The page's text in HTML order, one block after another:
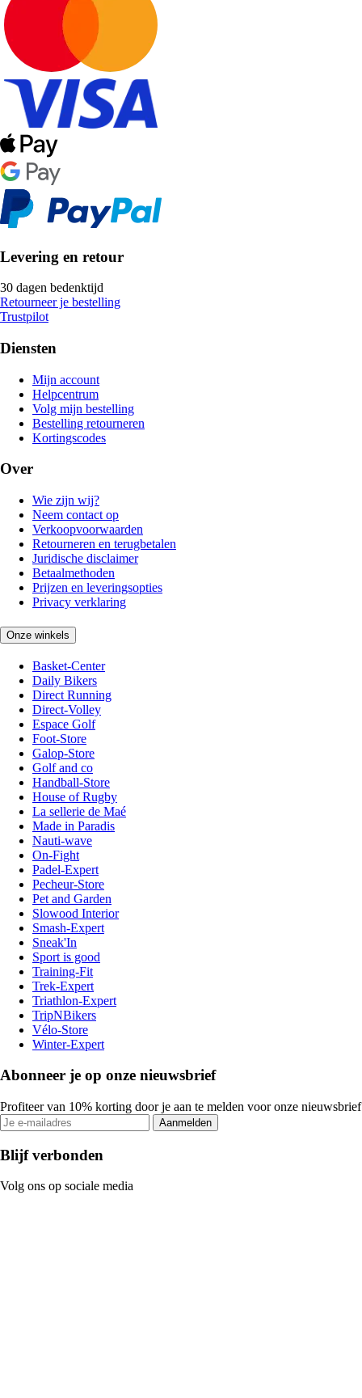
Levering en retour
30 dagen bedenktijd
Retourneer je bestelling
Trustpilot
Diensten
Mijn account
Helpcentrum
Volg mijn bestelling
Bestelling retourneren
Kortingscodes
Over
Wie zijn wij?
Neem contact op
Verkoopvoorwaarden
Retourneren en terugbetalen
Juridische disclaimer
Betaalmethoden
Prijzen en leveringsopties
Privacy verklaring
Onze winkels
Basket-Center
Daily Bikers
Direct Running
Direct-Volley
Espace Golf
Foot-Store
Galop-Store
Golf and co
Handball-Store
House of Rugby
La sellerie de Maé
Made in Paradis
Nauti-wave
On-Fight
Padel-Expert
Pecheur-Store
Pet and Garden
Slowood Interior
Smash-Expert
Sneak'In
Sport is good
Training-Fit
Trek-Expert
Triathlon-Expert
TripNBikers
Vélo-Store
Winter-Expert
Abonneer je op onze nieuwsbrief
Profiteer van 10% korting door je aan te melden voor onze nieuwsbrief
Aanmelden
Blijf verbonden
Volg ons op sociale media